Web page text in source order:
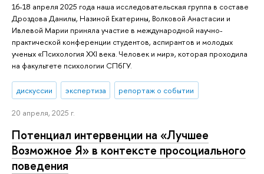
16-18 апреля 2025 года наша исследовательская группа в составе
Дроздова Данилы, Назиной Екатерины, Волковой Анастасии и
Ивлевой Марии приняла участие в международной научно-
практической конференции студентов, аспирантов и молодых
ученых «Психология XXI века. Человек и мир», которая проходила
на факультете психологии СПбГУ.
дискуссии экспертиза репортаж о событии
20 апреля, 2025 г.
Потенциал интервенции на «Лучшее
Возможное Я» в контексте просоциального
поведения